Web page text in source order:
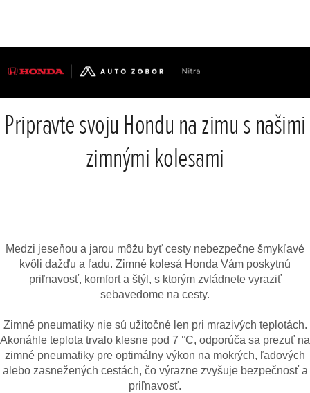
Pripravte svoju Hondu na zimu s našimi
zimnými kolesami
Medzi jeseňou a jarou môžu byť cesty nebezpečne šmykľavé
kvôli dažďu a ľadu. Zimné kolesá Honda Vám poskytnú
priľnavosť, komfort a štýl, s ktorým zvládnete vyraziť
sebavedome na cesty.
Zimné pneumatiky nie sú užitočné len pri mrazivých teplotách.
Akonáhle teplota trvalo klesne pod 7 °C, odporúča sa prezuť na
zimné pneumatiky pre optimálny výkon na mokrých, ľadových
alebo zasnežených cestách, čo výrazne zvyšuje bezpečnosť a
priľnavosť.